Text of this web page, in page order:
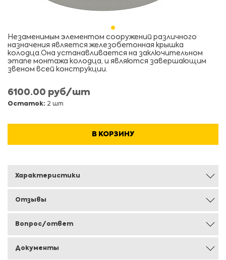
Незаменимым элементом сооружений различного
назначения является железобетонная крышка
колодца.Она устанавливается на заключительном
этапе монтажа колодца, и являются завершающим
звеном всей конструкции.
6100.00 руб/шт
Остаток: 2 шт
В КОРЗИНУ
Характеристики
Отзывы
Вопрос/ответ
Документы